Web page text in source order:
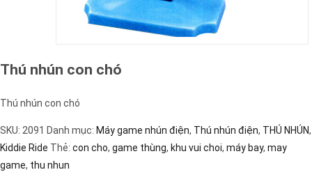
Thú nhún con chó
Thú nhún con chó
SKU: 2091 Danh mục: Máy game nhún điện, Thú nhún điện, THÚ NHÚN,
Kiddie Ride Thẻ: con cho, game thùng, khu vui choi, máy bay, may
game, thu nhun